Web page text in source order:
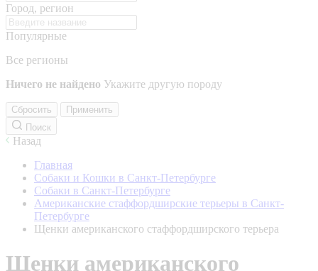
Город, регион
Популярные
Все регионы
Ничего не найдено Укажите другую породу
Сбросить
Применить
Поиск
Назад
Главная
Собаки и Кошки в Санкт-Петербурге
Собаки в Санкт-Петербурге
Американские стаффордширские терьеры в Санкт-
Петербурге
Щенки американского стаффордширского терьера
Щенки американского